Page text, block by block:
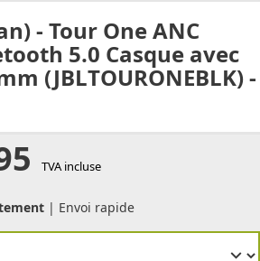
- Tour One ANC
5.0 Casque avec
(JBLTOURONEBLK) -
TVA incluse
| Envoi rapide